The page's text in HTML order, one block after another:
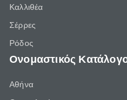
Καλλιθέα
Σέρρες
Ρόδος
Ονομαστικός
Αθήνα